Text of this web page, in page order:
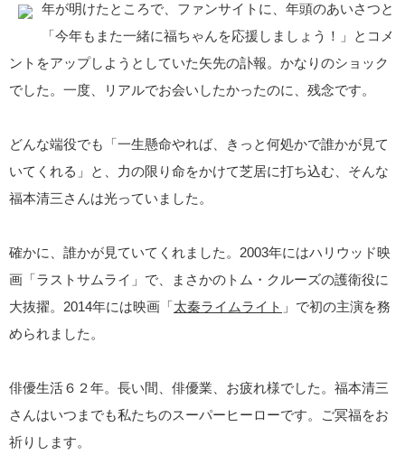
年が明けたところで、ファンサイトに、年頭のあいさつと
「今年もまた一緒に福ちゃんを応援しましょう！」とコメ
ントをアップしようとしていた矢先の訃報。かなりのショック
でした。一度、リアルでお会いしたかったのに、残念です。
どんな端役でも「一生懸命やれば、きっと何処かで誰かが見て
いてくれる」と、力の限り命をかけて芝居に打ち込む、そんな
福本清三さんは光っていました。
確かに、誰かが見ていてくれました。2003年にはハリウッド映
画「ラストサムライ」で、まさかのトム・クルーズの護衛役に
大抜擢。2014年には映画「太秦ライムライト 」で初の主演を務
められました。
俳優生活６２年。長い間、俳優業、お疲れ様でした。福本清三
さんはいつまでも私たちのスーパーヒーローです。ご冥福をお
祈りします。